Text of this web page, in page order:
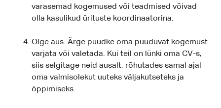
varasemad kogemused või teadmised võivad
olla kasulikud ürituste koordinaatorina.
Olge aus: Ärge püüdke oma puuduvat kogemust
varjata või valetada. Kui teil on lünki oma CV-s,
siis selgitage neid ausalt, rõhutades samal ajal
oma valmisolekut uuteks väljakutseteks ja
õppimiseks.